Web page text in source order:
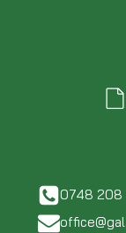
0748 208